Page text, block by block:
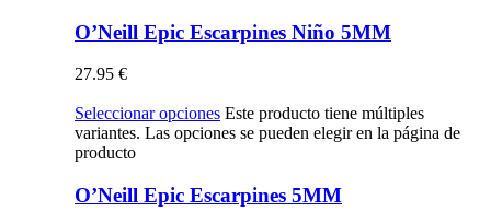
O’Neill Epic Escarpines Niño 5MM
27.95 €
Seleccionar opciones Este producto tiene múltiples
variantes. Las opciones se pueden elegir en la página de
producto
O’Neill Epic Escarpines 5MM